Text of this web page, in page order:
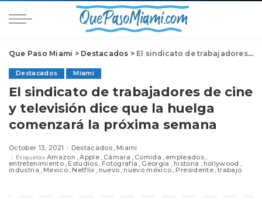
Que Paso Miami > Destacados > El sindicato de trabajadores de cine y televisión dice que la huelga comenzará la próxima semana
Destacados Miami
El sindicato de trabajadores de cine
y televisión dice que la huelga
comenzará la próxima semana
October 13, 2021 Destacados Miami
Etiquetas Amazon Apple Cámara Comida empleados
entretenimiento Estudios Fotografía Georgia historia hollywood
industria Mexico Netflix nuevo nuevo méxico Presidente trabajo